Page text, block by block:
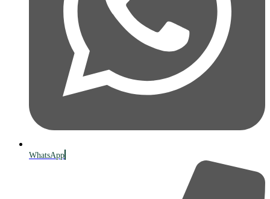
WhatsApp